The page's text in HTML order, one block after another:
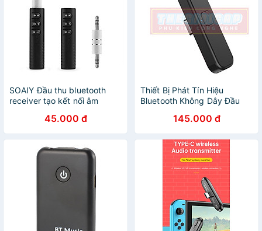
SOAIY Đầu thu bluetooth
receiver tạo kết nối âm
Nhập Khẩu45.000 đ
Thiết Bị Phát Tín Hiệu
Bluetooth Không Dây Đầu
Switch & Lite, PS4, PC, Điện
Thoại S2 - Hàng Nhập Khẩu
145.000 đ